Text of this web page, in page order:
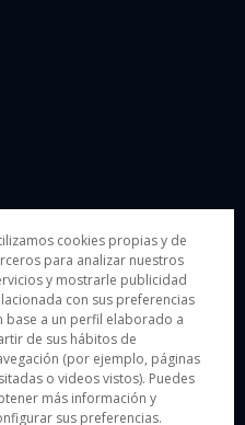
cookies propias y de
para analizar nuestros
y mostrarle publicidad
con sus preferencias
base a un perfil elaborado a
de sus hábitos de
(por ejemplo, páginas
o videos vistos). Puedes
más información y
sus preferencias.